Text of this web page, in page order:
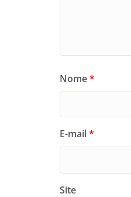
Nome*
E-mail*
Site